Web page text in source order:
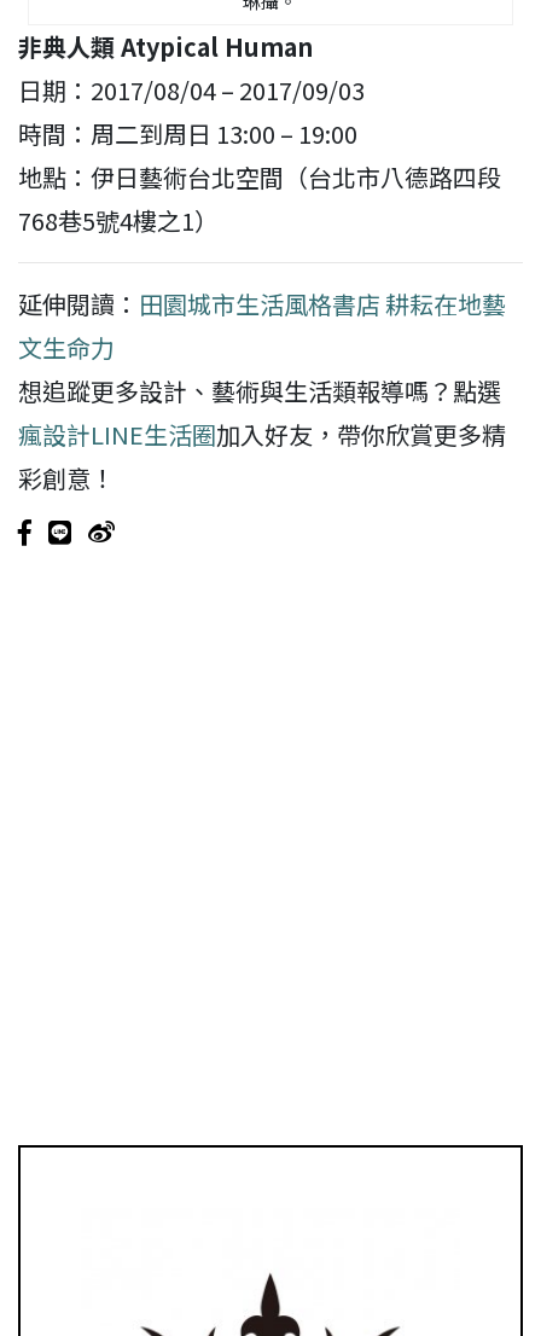
非典人類 Atypical Human
日期：2017/08/04 – 2017/09/03
時間：周二到周日 13:00 – 19:00
地點：伊日藝術台北空間（台北市八德路四段
768巷5號4樓之1）
延伸閱讀： 田園城市生活風格書店 耕耘在地藝
文生命力
想追蹤更多設計、藝術與生活類報導嗎？點選
瘋設計LINE生活圈加入好友，帶你欣賞更多精
彩創意！